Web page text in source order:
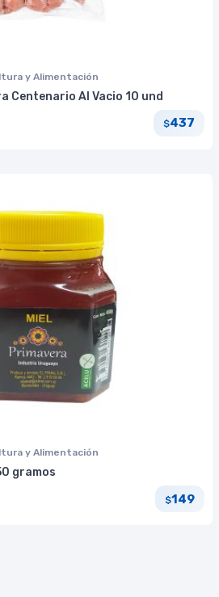
y Alimentación
Centenario Al Vacio 10 und
$437
y Alimentación
gramos
$149